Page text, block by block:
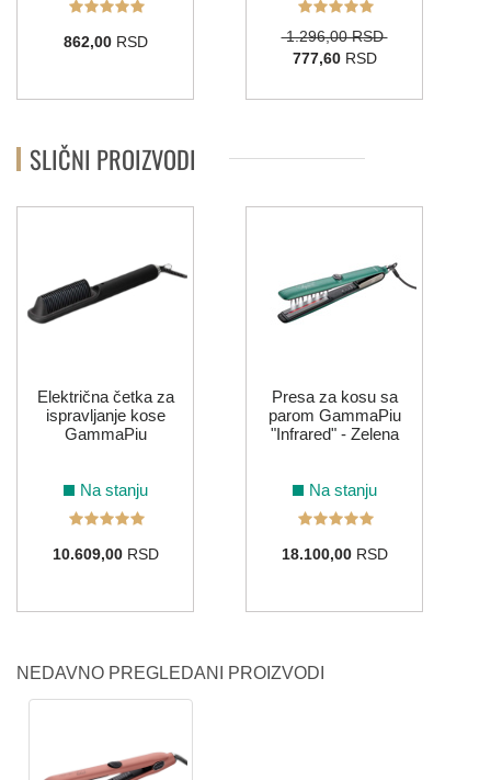
862,00RSD
1.296,00 RSD
777,60RSD
SLIČNI PROIZVODI
Električna četka za
ispravljanje kose
GammaPiu
Na stanju
10.609,00RSD
Presa za kosu sa
parom GammaPiu
"Infrared" - Zelena
Na stanju
18.100,00RSD
NEDAVNO PREGLEDANI PROIZVODI